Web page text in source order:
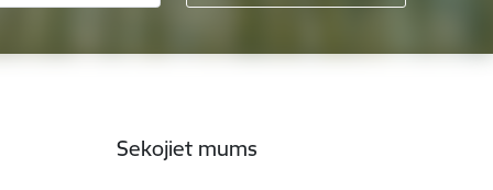
Sekojiet mums